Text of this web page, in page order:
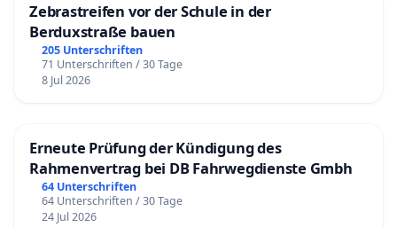
Zebrastreifen vor der Schule in der
Berduxstraße bauen
205 Unterschriften
71 Unterschriften / 30 Tage
8 Jul 2026
Erneute Prüfung der Kündigung des
Rahmenvertrag bei DB Fahrwegdienste Gmbh
64 Unterschriften
64 Unterschriften / 30 Tage
24 Jul 2026